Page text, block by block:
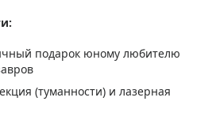
подарок юному любителю
(туманности) и лазерная